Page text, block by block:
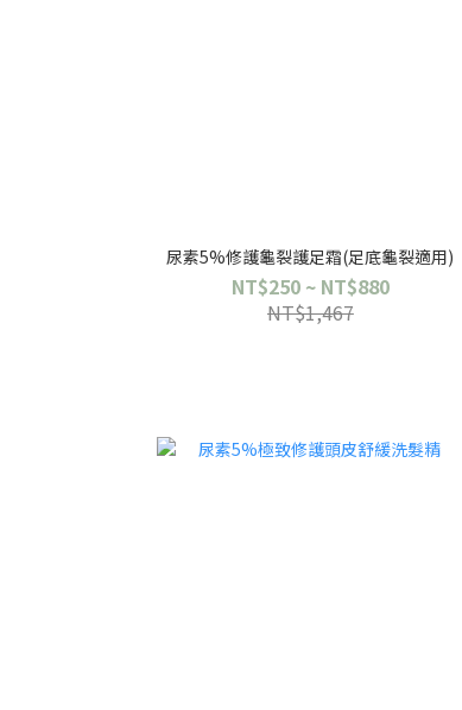
尿素5%修護龜裂護足霜(足底龜裂適用)
NT$250 ~ NT$880
NT$1,467